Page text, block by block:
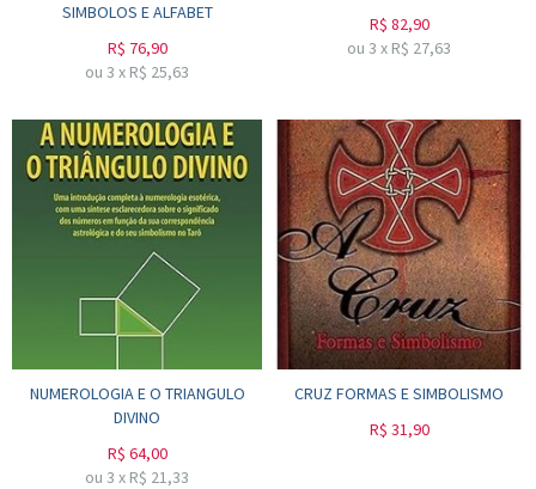
SIMBOLOS E ALFABET
R$ 76,90
ou 3 x R$ 25,63
R$ 82,90
ou 3 x R$ 27,63
NUMEROLOGIA E O TRIANGULO
DIVINO
R$ 64,00
ou 3 x R$ 21,33
CRUZ FORMAS E SIMBOLISMO
R$ 31,90